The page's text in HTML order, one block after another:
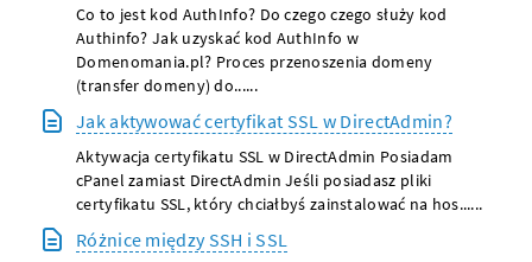
Co to jest kod AuthInfo? Do czego czego służy kod
Authinfo? Jak uzyskać kod AuthInfo w
Domenomania.pl? Proces przenoszenia domeny
(transfer domeny) do......
Jak aktywować certyfikat SSL w DirectAdmin?
Aktywacja certyfikatu SSL w DirectAdmin Posiadam
cPanel zamiast DirectAdmin Jeśli posiadasz pliki
certyfikatu SSL, który chciałbyś zainstalować na hos......
Różnice między SSH i SSL